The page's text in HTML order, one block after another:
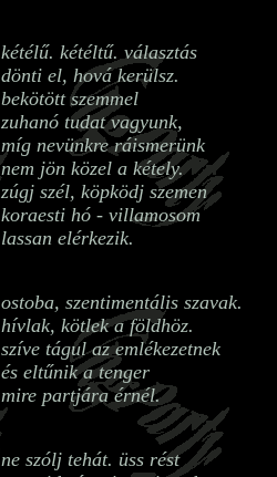
kétélű. kétéltű. választás
dönti el, hová kerülsz.
bekötött szemmel
zuhanó tudat vagyunk,
míg nevünkre ráismerünk
nem jön közel a kétely.
zúgj szél, köpködj szemen
koraesti hó - villamosom
lassan elérkezik.
ostoba, szentimentális szavak.
hívlak, kötlek a földhöz.
szíve tágul az emlékezetnek
és eltűnik a tenger
mire partjára érnél.
ne szólj tehát. üss rést